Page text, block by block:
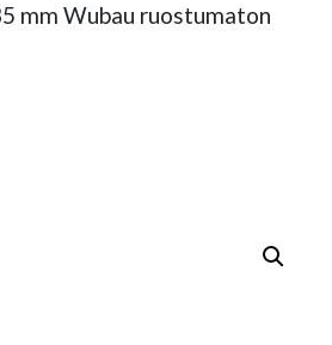
mm Wubau ruostumaton